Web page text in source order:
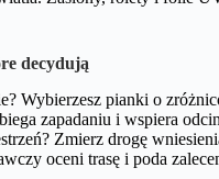
decydują
Wybierzesz pianki o
zapadaniu i wspiera
Zmierz drogę
oceni trasę i poda